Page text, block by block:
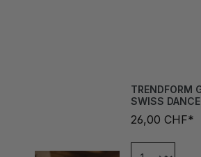
SWISS DANCE
26,00 CHF*